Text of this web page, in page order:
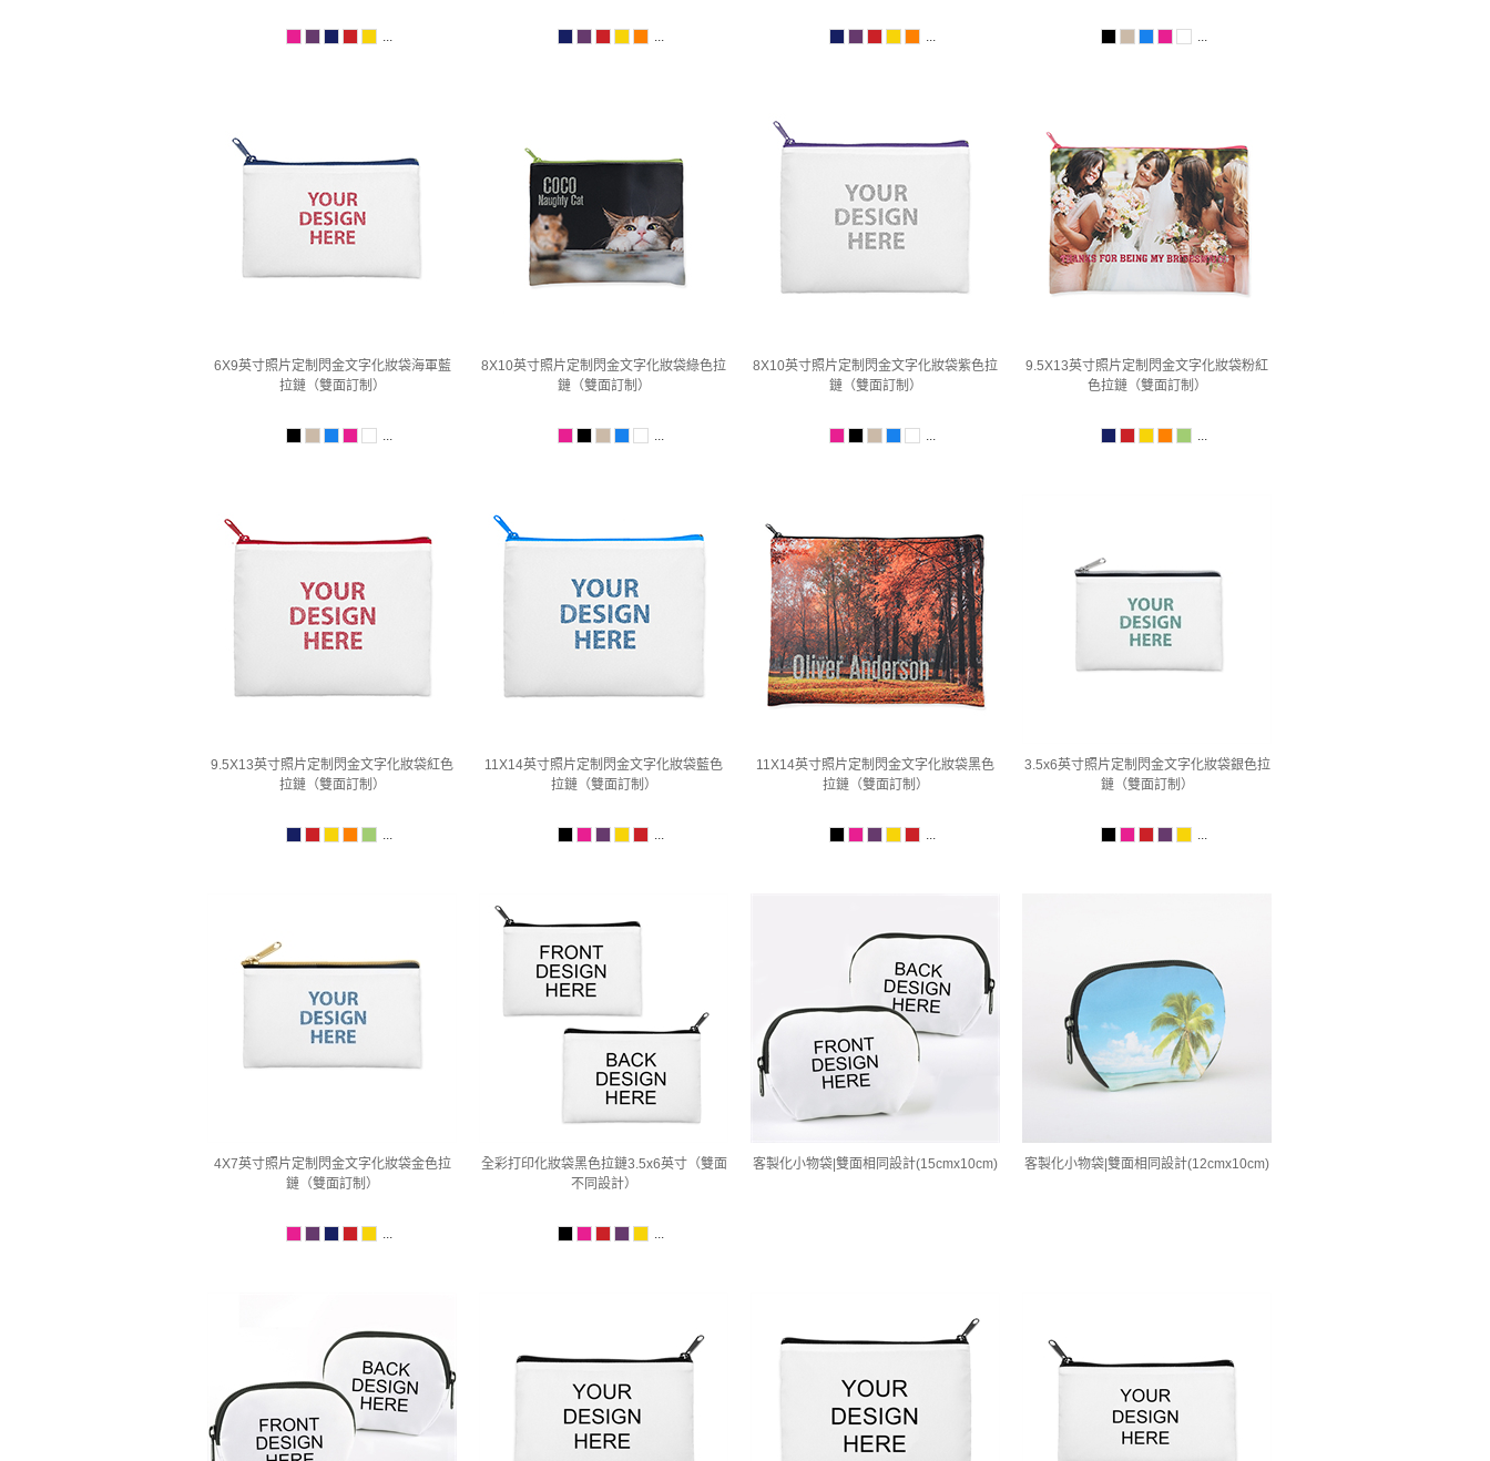
... ... ... ...
6X9英寸照片定制閃金文字化妝袋海軍藍
拉鏈（雙面訂制）
...
8X10英寸照片定制閃金文字化妝袋綠色拉
鏈（雙面訂制）
...
8X10英寸照片定制閃金文字化妝袋紫色拉
鏈（雙面訂制）
...
9.5X13英寸照片定制閃金文字化妝袋粉紅
色拉鏈（雙面訂制）
...
9.5X13英寸照片定制閃金文字化妝袋紅色
拉鏈（雙面訂制）
...
11X14英寸照片定制閃金文字化妝袋藍色
拉鏈（雙面訂制）
...
11X14英寸照片定制閃金文字化妝袋黑色
拉鏈（雙面訂制）
...
3.5x6英寸照片定制閃金文字化妝袋銀色拉
鏈（雙面訂制）
...
4X7英寸照片定制閃金文字化妝袋金色拉
鏈（雙面訂制）
...
全彩打印化妝袋黑色拉鏈3.5x6英寸（雙面
不同設計）
...
客製化小物袋|雙面相同設計(15cmx10cm) 客製化小物袋|雙面相同設計(12cmx10cm)